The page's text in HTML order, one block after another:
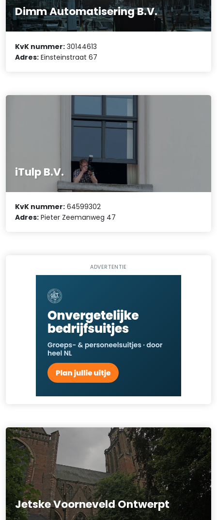
Dimm Automatisering B.V.
KvK nummer: 30144613
Adres: Einsteinstraat 67
iTulp B.V.
KvK nummer: 64599302
Adres: Pieter Zeemanweg 47
ADVERTENTIE
Jetske Voorneveld Ontwerpt